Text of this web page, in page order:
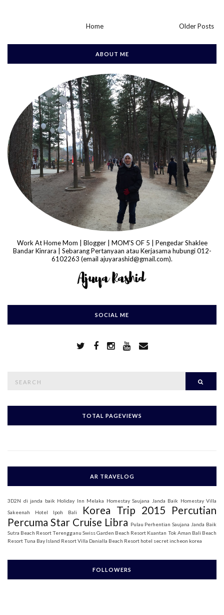
Older Posts
Home
ABOUT ME
Work At Home Mom | Blogger | MOM'S OF 5 | Pengedar Shaklee
Bandar Kinrara | Sebarang Pertanyaan atau Kerjasama hubungi 012-
6102263 (email ajuyarashid@gmail.com).
SOCIAL ME
c
f
TOTAL PAGEVIEWS
AR TRAVELOG
3D2N di janda baik Holiday Inn Melaka Homestay Saujana Janda Baik Homestay Villa
Sakeenah
Hotel Ipoh Bali Korea Trip 2015 Percutian
Percuma Star Cruise Libra Pulau Perhentian Saujana Janda Baik
Sutra Beach Resort Terengganu Swiss Garden Beach Resort Kuantan Tok Aman Bali Beach
ResortTuna Bay Island ResortVilla Danialla Beach Resort hotel secret incheon korea
FOLLOWERS